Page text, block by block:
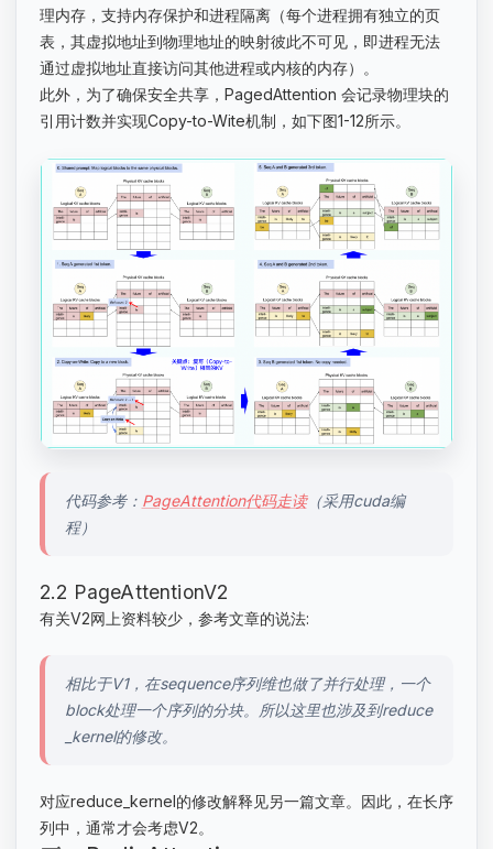
理内存，支持内存保护和进程隔离（每个进程拥有独立的页
表，其虚拟地址到物理地址的映射彼此不可见，即进程无法
通过虚拟地址直接访问其他进程或内核的内存）。
此外，为了确保安全共享，PagedAttention 会记录物理块的
引用计数并实现Copy-to-Wite机制，如下图1-12所示。
代码参考： PageAttention代码走读（采用cuda编
程）
2.2 PageAttentionV2
有关V2网上资料较少，参考文章的说法:
相比于V1，在sequence序列维也做了并行处理，一个
block处理一个序列的分块。所以这里也涉及到reduce
_kernel的修改。
对应reduce_kernel的修改解释见另一篇文章。因此，在长序
列中，通常才会考虑V2。